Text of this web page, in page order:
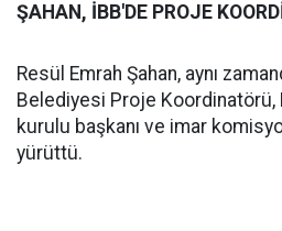
ŞAHAN, İBB'DE PROJE
Resül Emrah Şahan, aynı
Belediyesi Proje Koordinatörü,
kurulu başkanı ve imar
yürüttü.